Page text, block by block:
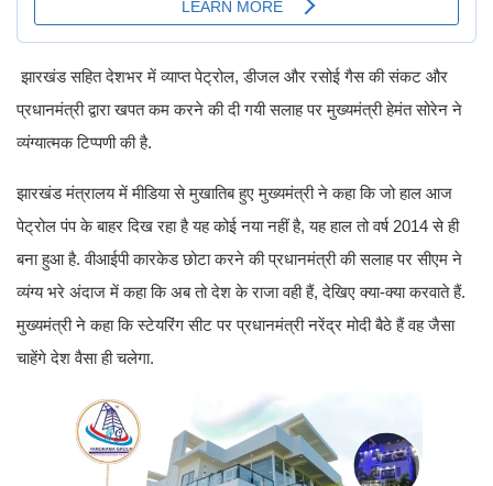
झारखंड सहित देशभर में व्याप्त पेट्रोल, डीजल और रसोई गैस की संकट और
प्रधानमंत्री द्वारा खपत कम करने की दी गयी सलाह पर मुख्यमंत्री हेमंत सोरेन ने
व्यंग्यात्मक टिप्पणी की है.
झारखंड मंत्रालय में मीडिया से मुखातिब हुए मुख्यमंत्री ने कहा कि जो हाल आज
पेट्रोल पंप के बाहर दिख रहा है यह कोई नया नहीं है, यह हाल तो वर्ष 2014 से ही
बना हुआ है. वीआईपी कारकेड छोटा करने की प्रधानमंत्री की सलाह पर सीएम ने
व्यंग्य भरे अंदाज में कहा कि अब तो देश के राजा वही हैं, देखिए क्या-क्या करवाते हैं.
मुख्यमंत्री ने कहा कि स्टेयरिंग सीट पर प्रधानमंत्री नरेंद्र मोदी बैठे हैं वह जैसा
चाहेंगे देश वैसा ही चलेगा.